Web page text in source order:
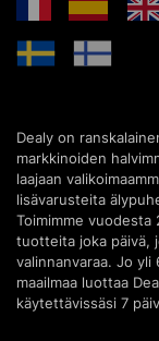
Dealy on
markkinoiden
laajaan
lisävarusteita
Toimimme vuodesta
tuotteita joka päivä,
valinnanvaraa. Jo yli
maailmaa luottaa
käytettävissäsi 7